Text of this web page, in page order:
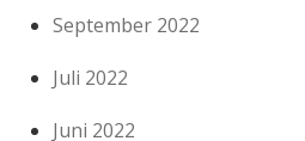
September 2022
Juli 2022
Juni 2022